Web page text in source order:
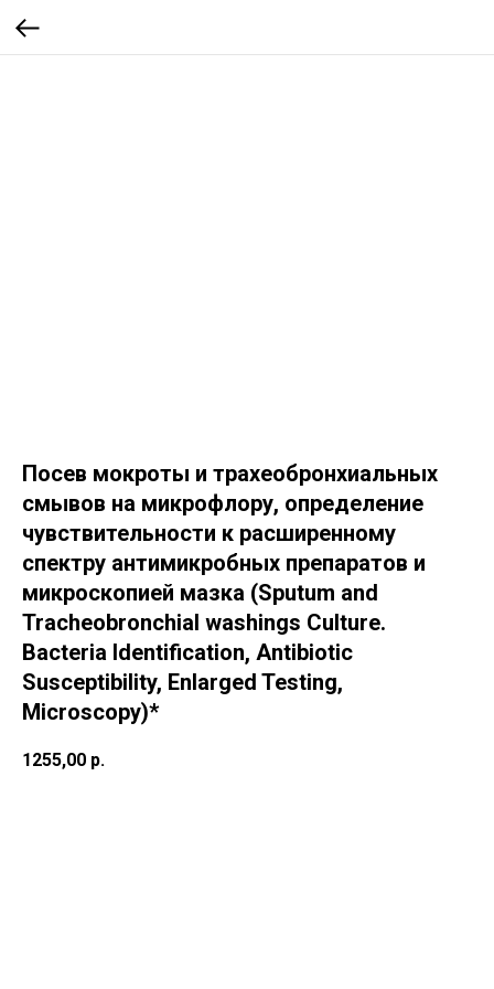
Посев мокроты и трахеобронхиальных
смывов на микрофлору, определение
чувствительности к расширенному
спектру антимикробных препаратов и
микроскопией мазка (Sputum and
Tracheobronchial washings Culture.
Bacteria Identification, Antibiotic
Susceptibility, Enlarged Testing,
Microscopy)*
1255,00 р.